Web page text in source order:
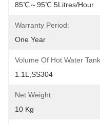
85℃～95℃ 5Litres/Hour
Warranty Period:
One Year
Volume Of Hot Water
1.1L,SS304
Net Weight:
10 Kg